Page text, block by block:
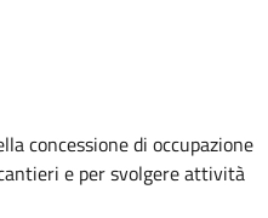
concessione di occupazione
e per svolgere attività